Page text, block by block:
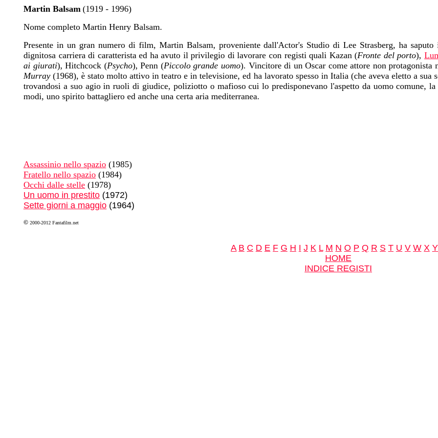
Martin Balsam (1919 - 1996)
Nome completo Martin Henry Balsam.
Presente in un gran numero di film, Martin Balsam, proveniente dall'Actor's Studio di Lee Strasberg, ha saputo
dignitosa carriera di caratterista ed ha avuto il privilegio di lavorare con registi quali Kazan (Fronte del porto),
ai giurati), Hitchcock (Psycho), Penn (Piccolo grande uomo). Vincitore di un Oscar come attore non protagonista
Murray(1968), è stato molto attivo in teatro e in televisione, ed ha lavorato spesso in Italia (che aveva eletto a sua
trovandosi a suo agio in ruoli di giudice, poliziotto o mafioso cui lo predisponevano l'aspetto da uomo comune, la
modi, uno spirito battagliero ed anche una certa aria mediterranea.
Assassinio nello spazio (1985)
Fratello nello spazio (1984)
Occhi dalle stelle (1978)
Un uomo in prestito (1972)
Sette giorni a maggio (1964)
© 2000-2012 Fantafilm.net
A B C D E F G H I J K L M N O P Q R S T U V W X Y
HOME
INDICE REGISTI